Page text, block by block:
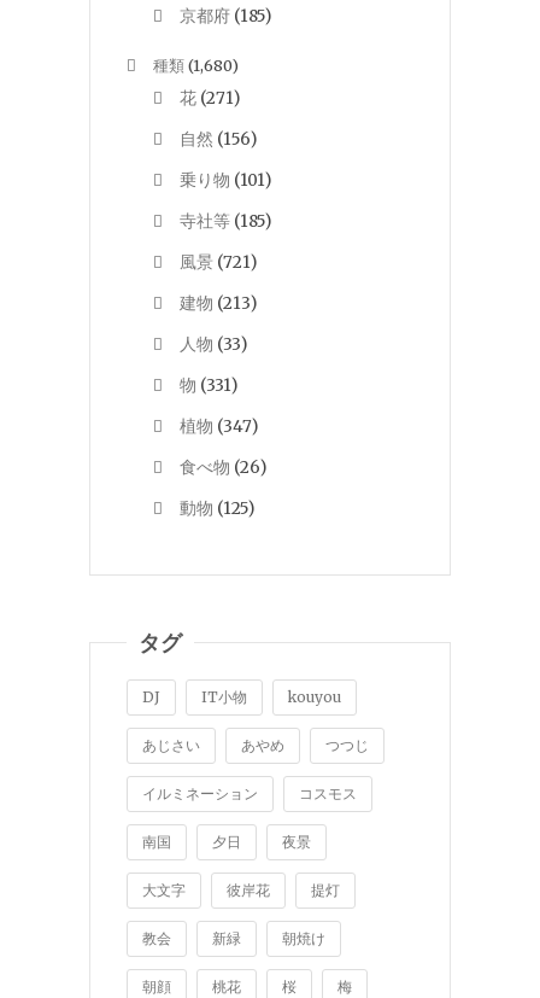
京都府 (185)
種類(1,680)
花 (271)
自然 (156)
乗り物 (101)
寺社等 (185)
風景 (721)
建物 (213)
人物 (33)
物 (331)
植物 (347)
食べ物 (26)
動物 (125)
タグ
DJ IT小物 kouyou
あじさい あやめ つつじ
イルミネーション コスモス
南国 夕日 夜景
大文字 彼岸花 提灯
教会 新緑 朝焼け
朝顔 桃花 桜 梅